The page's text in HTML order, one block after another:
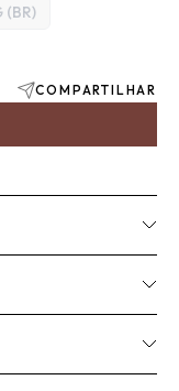
(BR)
COMPARTILHAR